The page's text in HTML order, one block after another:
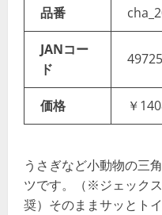
品番
JANコー
ド
価格 ￥
うさぎなど小動物の三
ツです。（※ジェック
奨）そのままサッとト